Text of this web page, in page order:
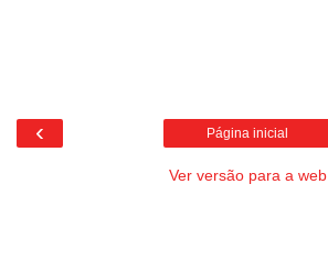
‹ Página inicial
Ver versão para a web